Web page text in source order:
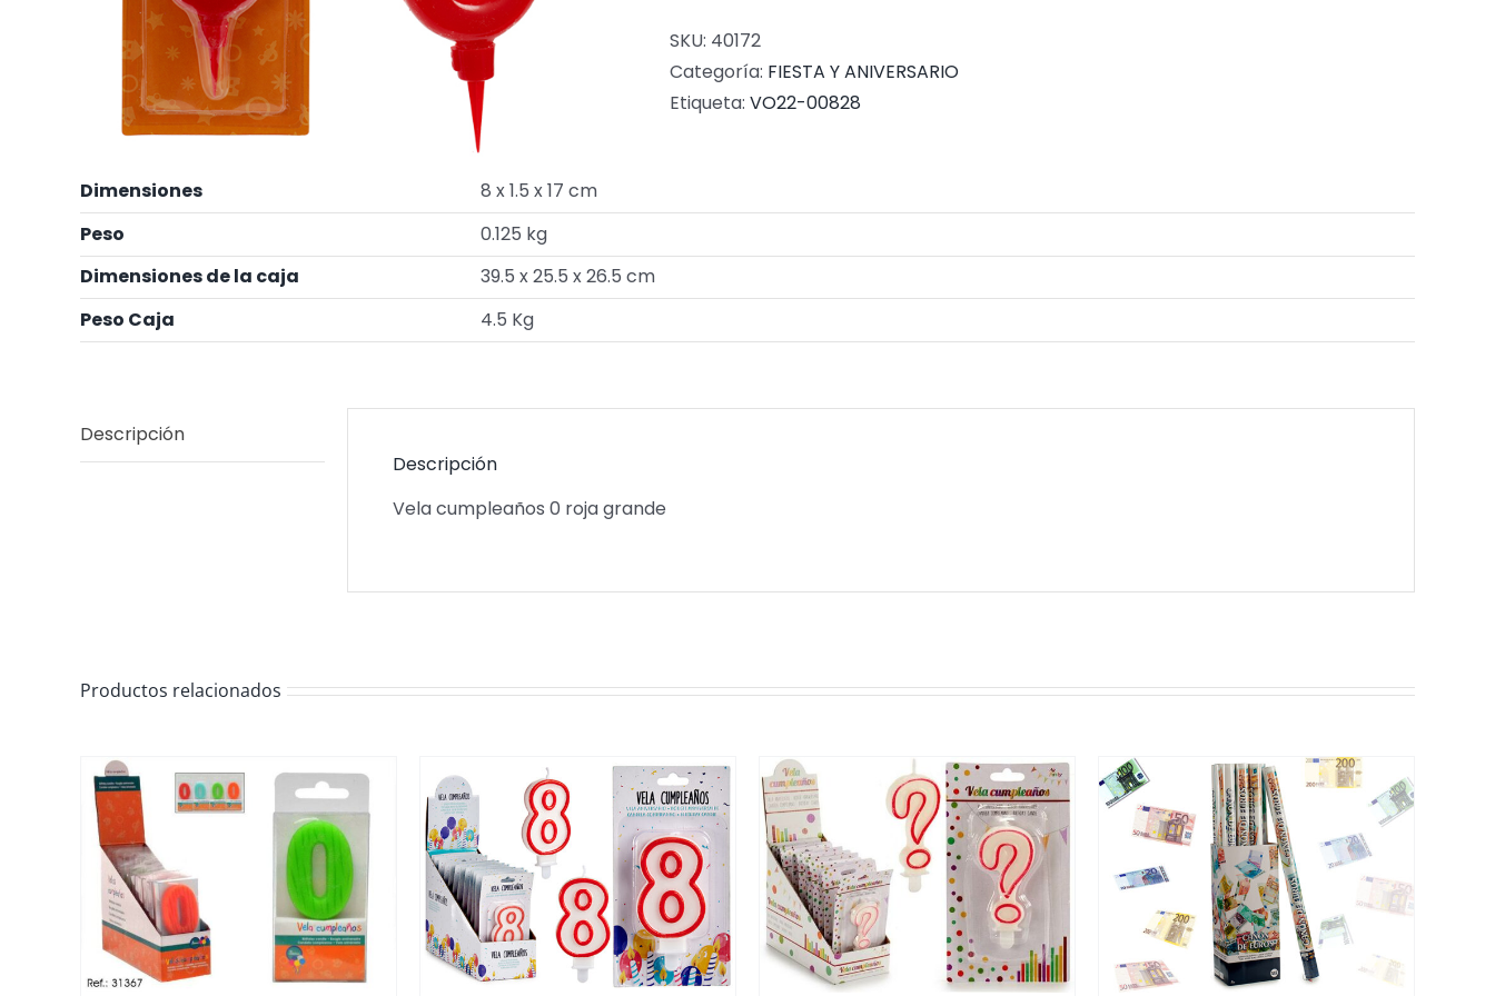
SKU: 40172
Categoría: FIESTA Y ANIVERSARIO
Etiqueta: VO22-00828
Dimensiones
8 x 1.5 x 17 cm
Peso
0.125 kg
Dimensiones de la caja
39.5 x 25.5 x 26.5 cm
Peso Caja
4.5 Kg
Descripción
Descripción
Vela cumpleaños 0 roja grande
Productos relacionados
DETALLES / DETALLES DETALLES / DETALLES